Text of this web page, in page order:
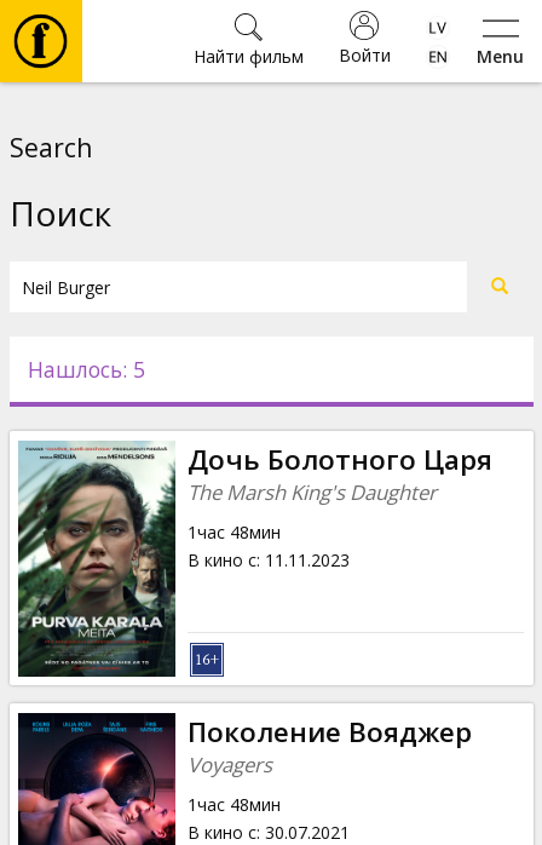
Menu
Войти
Найти фильм
Новости
Подарки
Кинозакуски
B2B
Клуб
Search
Поиск
Нашлось: 5
Дочь Болотного Царя
The Marsh King's Daughter
1час 48мин
В кино с: 11.11.2023
Поколение Вояджер
Voyagers
1час 48мин
В кино с: 30.07.2021